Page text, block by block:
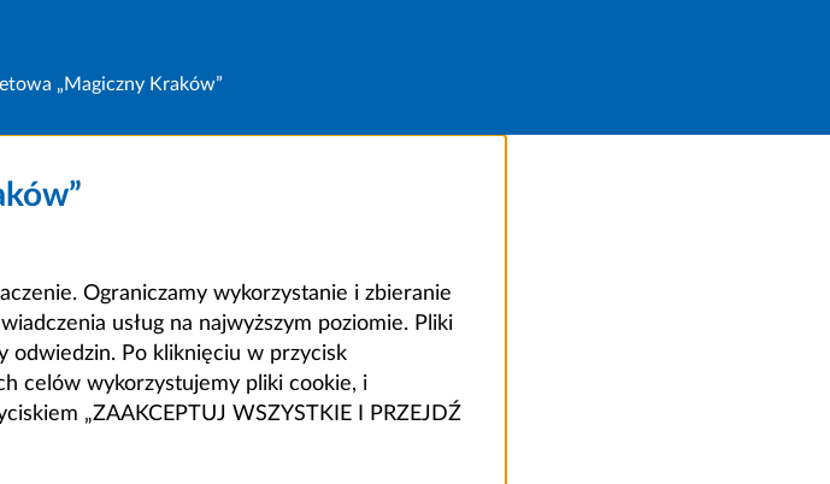
„Magiczny Kraków”
Ograniczamy wykorzystanie i zbieranie
usług na najwyższym poziomie. Pliki
odwiedzin. Po kliknięciu w przycisk
celów wykorzystujemy pliki cookie, i
„ZAAKCEPTUJ WSZYSTKIE I PRZEJDŹ